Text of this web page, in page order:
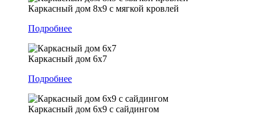
Каркасный дом 8х9 с мягкой кровлей
Подробнее
Каркасный дом 6х7
Подробнее
Каркасный дом 6х9 с сайдингом